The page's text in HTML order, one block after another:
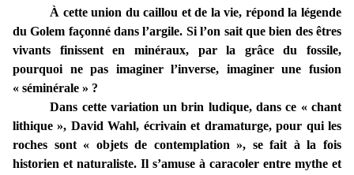
À cette union du caillou et de la vie, répond la légende
du Golem façonné dans l’argile. Si l’on sait que bien des êtres
vivants finissent en minéraux, par la grâce du fossile,
pourquoi ne pas imaginer l’inverse, imaginer une fusion
« séminérale » ?
Dans cette variation un brin ludique, dans ce « chant
lithique », David Wahl, écrivain et dramaturge, pour qui les
roches sont « objets de contemplation », se fait à la fois
historien et naturaliste. Il s’amuse à caracoler entre mythe et